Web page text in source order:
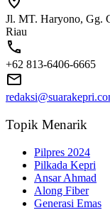
Jl. MT. Haryono, Gg.
Riau
+62 813-6406-6665
Topik Menarik
Pilpres 2024
Pilkada Kepri
Ansar Ahmad
Along Fiber
Generasi Emas